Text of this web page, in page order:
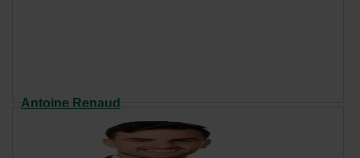
Antoine Renaud
Cellulaire : 819 962-8941
Communiquer par courriel- Cet